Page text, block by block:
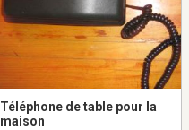
Téléphone de table pour la
maison